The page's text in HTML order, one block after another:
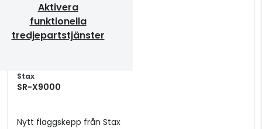
Aktivera
funktionella
tredjepartstjänster
Stax
SR-X9000
Nytt flaggskepp från Stax